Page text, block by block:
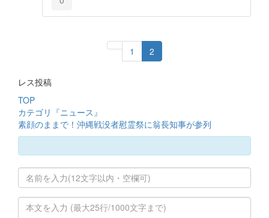
1 2
レス投稿
TOP
カテゴリ『ニュース』
素顔のままで！沖縄戦没者慰霊祭に翁長知事が参列